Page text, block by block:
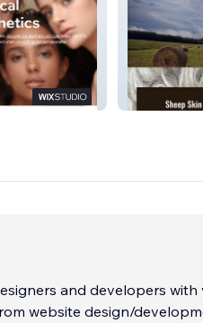
Odarka
and developers with
website design/